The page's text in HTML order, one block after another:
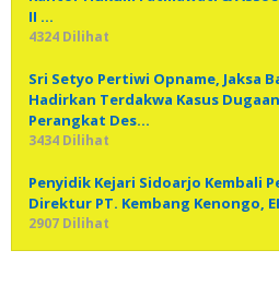
II …
4324 Dilihat
Sri Setyo Pertiwi Opname, Jaksa
Hadirkan Terdakwa Kasus
Perangkat Des…
3434 Dilihat
Penyidik Kejari Sidoarjo Kembali
Direktur PT. Kembang Kenongo,
2907 Dilihat